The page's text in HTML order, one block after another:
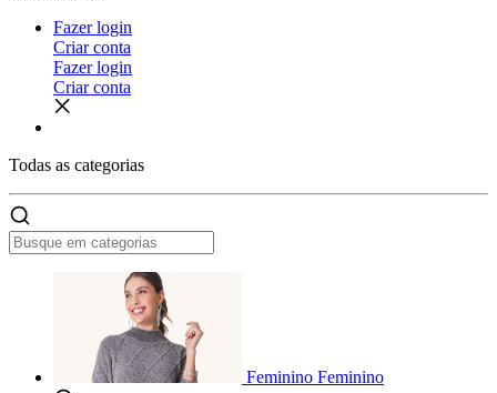
Fazer login
Criar conta
Fazer login
Criar conta
Todas as categorias
Feminino Feminino